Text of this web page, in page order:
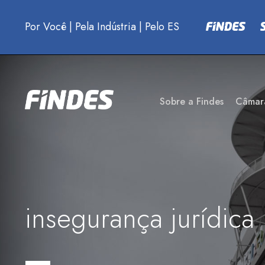
Por Você | Pela Indústria | Pelo ES
Sobre a Findes
insegurança jurídica